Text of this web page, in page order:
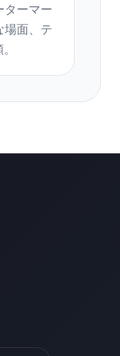
ターマー
場面、テ